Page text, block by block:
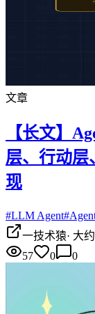
文章
【长文】
层、行动层
现
#LLM Agent#
一技术猿· 大
57
0 0